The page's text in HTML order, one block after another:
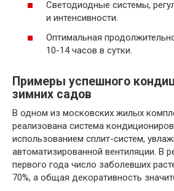
Светодиодные системы,
и интенсивности.
Оптимальная
10-14 часов в сутки.
Примеры успешного
зимних садов
В одном из московских жилых
реализована система
использованием сплит-систем,
автоматизированной вентиляции. В
первого года число заболевших
70%, а общая декоративность